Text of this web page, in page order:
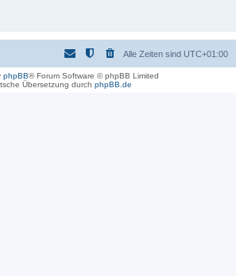
Alle Zeiten sind UTC+01:00
phpBB® Forum Software © phpBB Limited
Übersetzung durch phpBB.de